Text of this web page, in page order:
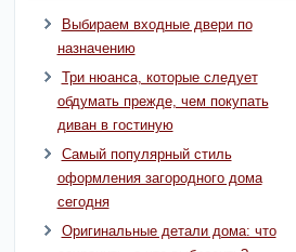
Выбираем входные двери по
назначению
Три нюанса, которые следует
обдумать прежде, чем покупать
диван в гостиную
Самый популярный стиль
оформления загородного дома
сегодня
Оригинальные детали дома: что